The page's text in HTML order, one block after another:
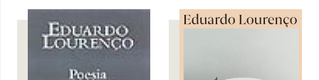
17,00 €.15,30 €.
15,00 €.10,50 €.